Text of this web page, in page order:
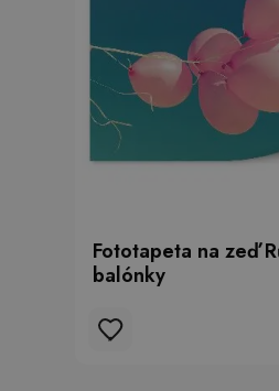
Fototapeta na zeď
balónky